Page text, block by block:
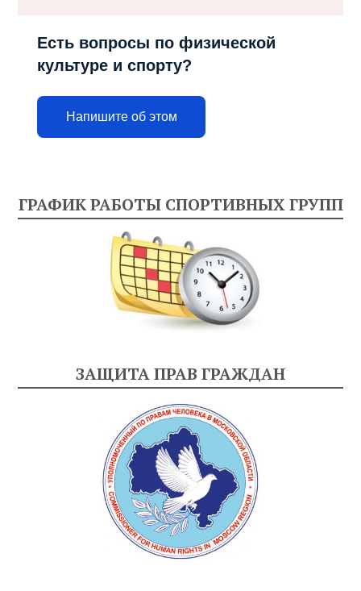
Есть вопросы по физической
культуре и спорту?
Напишите об этом
ГРАФИК РАБОТЫ СПОРТИВНЫХ ГРУПП
ЗАЩИТА ПРАВ ГРАЖДАН